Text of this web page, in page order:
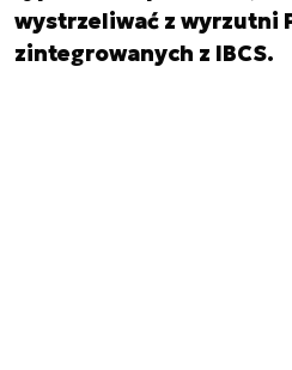
wystrzeliwać z wyrzutni
zintegrowanych z IBCS.